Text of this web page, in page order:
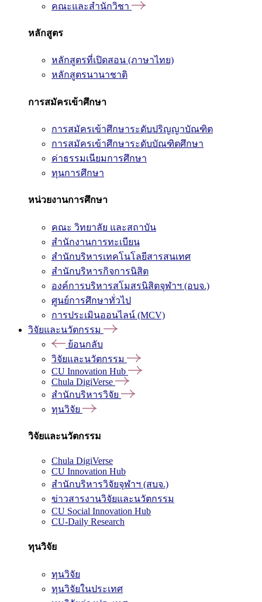
คณะและสำนักวิชา
หลักสูตร
หลักสูตรที่เปิดสอน (ภาษาไทย)
หลักสูตรนานาชาติ
การสมัครเข้าศึกษา
การสมัครเข้าศึกษาระดับปริญญาบัณฑิต
การสมัครเข้าศึกษาระดับบัณฑิตศึกษา
ค่าธรรมเนียมการศึกษา
ทุนการศึกษา
หน่วยงานการศึกษา
คณะ วิทยาลัย และสถาบัน
สำนักงานการทะเบียน
สำนักบริหารเทคโนโลยีสารสนเทศ
สำนักบริหารกิจการนิสิต
องค์การบริหารสโมสรนิสิตจุฬาฯ (อบจ.)
ศูนย์การศึกษาทั่วไป
การประเมินออนไลน์ (MCV)
วิจัยและนวัตกรรม
ย้อนกลับ
วิจัยและนวัตกรรม
CU Innovation Hub
Chula DigiVerse
สำนักบริหารวิจัย
ทุนวิจัย
วิจัยและนวัตกรรม
Chula DigiVerse
CU Innovation Hub
สำนักบริหารวิจัยจุฬาฯ (สบจ.)
ข่าวสารงานวิจัยและนวัตกรรม
CU Social Innovation Hub
CU-Daily Research
ทุนวิจัย
ทุนวิจัย
ทุนวิจัยในประเทศ